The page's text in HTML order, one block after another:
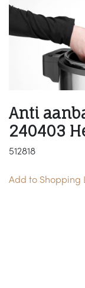
Anti
240403
512818
Add to Shopping